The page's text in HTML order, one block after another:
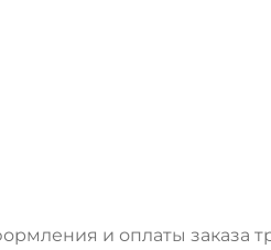
и оплаты заказа